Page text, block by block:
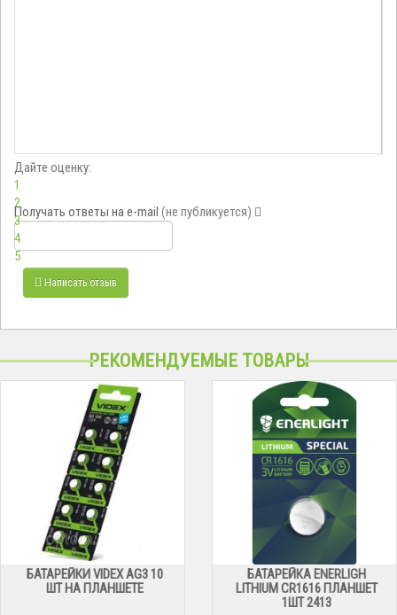
Дайте оценку:
1
2
3
4
5
Получать ответы на e-mail (не публикуется)
Написать отзыв
РЕКОМЕНДУЕМЫЕ ТОВАРЫ
БАТАРЕЙКИ VIDEX AG3 10
ШТ НА ПЛАНШЕТЕ
БАТАРЕЙКА ENERLIGH
LITHIUM CR1616 ПЛАНШЕТ
1ШТ 2413